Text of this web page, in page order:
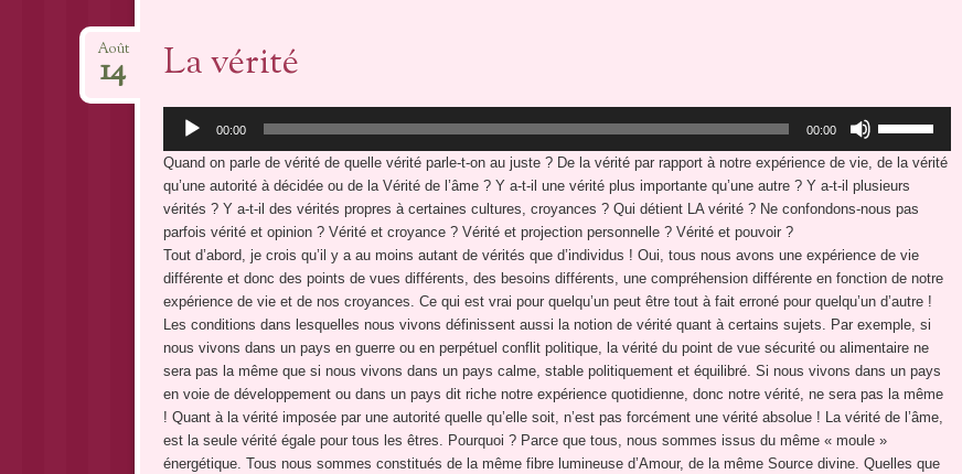
La vérité
Août
14
Lecteur
audio
00:00 00:00
flèches
haut/bas
pour
ou
diminuer
le
volume.
Quand on parle de vérité de quelle vérité parle-t-on au juste ? De la vérité par rapport à notre expérience de vie, de la vérité
qu’une autorité à décidée ou de la Vérité de l’âme ? Y a-t-il une vérité plus importante qu’une autre ? Y a-t-il plusieurs
vérités ? Y a-t-il des vérités propres à certaines cultures, croyances ? Qui détient LA vérité ? Ne confondons-nous pas
parfois vérité et opinion ? Vérité et croyance ? Vérité et projection personnelle ? Vérité et pouvoir ?
Tout d’abord, je crois qu’il y a au moins autant de vérités que d’individus ! Oui, tous nous avons une expérience de vie
différente et donc des points de vues différents, des besoins différents, une compréhension différente en fonction de notre
expérience de vie et de nos croyances. Ce qui est vrai pour quelqu’un peut être tout à fait erroné pour quelqu’un d’autre !
Les conditions dans lesquelles nous vivons définissent aussi la notion de vérité quant à certains sujets. Par exemple, si
nous vivons dans un pays en guerre ou en perpétuel conflit politique, la vérité du point de vue sécurité ou alimentaire ne
sera pas la même que si nous vivons dans un pays calme, stable politiquement et équilibré. Si nous vivons dans un pays
en voie de développement ou dans un pays dit riche notre expérience quotidienne, donc notre vérité, ne sera pas la même
! Quant à la vérité imposée par une autorité quelle qu’elle soit, n’est pas forcément une vérité absolue ! La vérité de l’âme,
est la seule vérité égale pour tous les êtres. Pourquoi ? Parce que tous, nous sommes issus du même « moule »
énergétique. Tous nous sommes constitués de la même fibre lumineuse d’Amour, de la même Source divine. Quelles que